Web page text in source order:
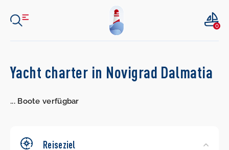
0
Search
Yacht charter in Novigrad Dalmatia
...Boote verfügbar
Reiseziel